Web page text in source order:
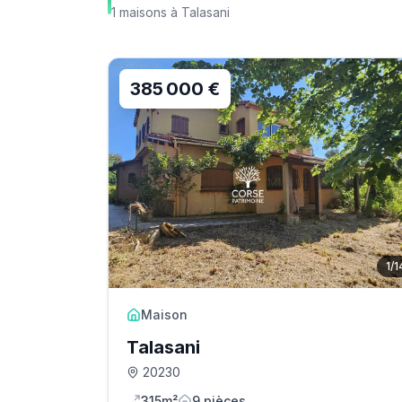
1 maisons à Talasani
1/
385 000 €
Maison
Talasani
20230